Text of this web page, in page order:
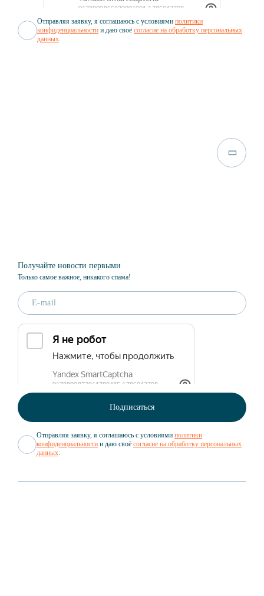
Отправляя заявку, я соглашаюсь с условиями политики
конфиденциальности и даю своё согласие на обработку персональных
данных.
Получайте новости первыми
Только самое важное, никакого спама!
Отправляя заявку, я соглашаюсь с условиями политики
конфиденциальности и даю своё согласие на обработку персональных
данных.